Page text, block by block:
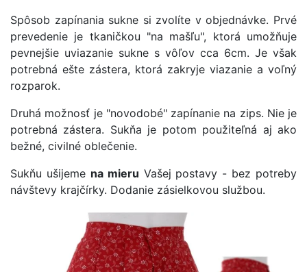
Spôsob zapínania sukne si zvolíte v objednávke. Prvé
prevedenie je tkaničkou "na mašľu", ktorá umožňuje
pevnejšie uviazanie sukne s vôľov cca 6cm. Je však
potrebná ešte zástera, ktorá zakryje viazanie a voľný
rozparok.
Druhá možnosť je "novodobé" zapínanie na zips. Nie je
potrebná zástera. Sukňa je potom použiteľná aj ako
bežné, civilné oblečenie.
Sukňu ušijeme na mieru Vašej postavy - bez potreby
návštevy krajčírky. Dodanie zásielkovou službou.